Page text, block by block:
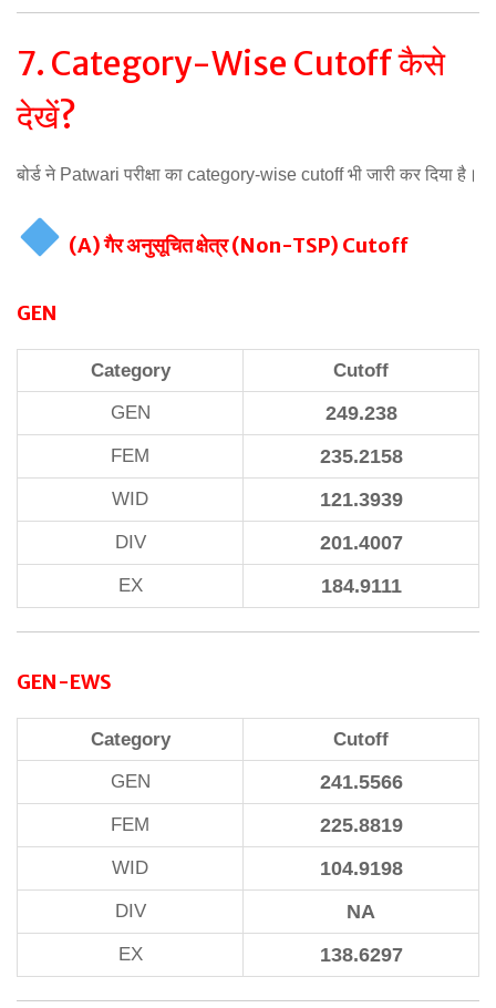
7. Category-Wise Cutoff कैसे
देखें?
बोर्ड ने Patwari परीक्षा का category-wise cutoff भी जारी कर दिया है।
(A) गैर अनुसूचित क्षेत्र (Non-TSP) Cutoff
GEN
Category
Cutoff
GEN
249.238
FEM 235.2158
WID 121.3939
DIV 201.4007
EX 184.9111
GEN-EWS
Category
Cutoff
GEN
241.5566
FEM 225.8819
WID 104.9198
DIV NA
EX 138.6297